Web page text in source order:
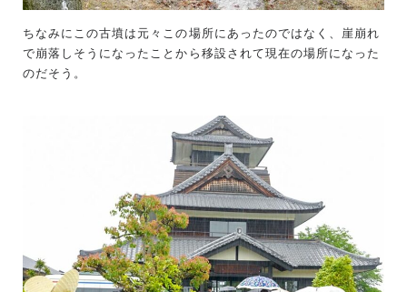
ちなみにこの古墳は元々この場所にあったのではなく、崖崩れ
で崩落しそうになったことから移設されて現在の場所になった
のだそう。